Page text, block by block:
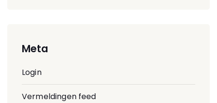
Meta
Login
Vermeldingen feed